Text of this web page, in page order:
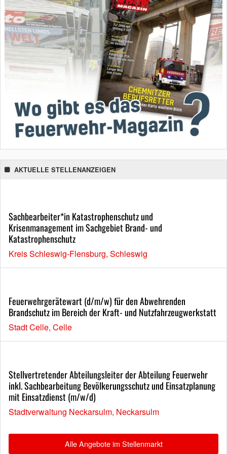
AKTUELLE STELLENANZEIGEN
Sachbearbeiter*in Katastrophenschutz und
Krisenmanagement im Sachgebiet Brand- und
Katastrophenschutz
Kreis Schleswig-Flensburg, Schleswig
Feuerwehrgerätewart (d/m/w) für den Abwehrenden
Brandschutz im Bereich der Kraft- und Nutzfahrzeugwerkstatt
Stadt Celle, Celle
Stellvertretender Abteilungsleiter der Abteilung Feuerwehr
inkl. Sachbearbeitung Bevölkerungsschutz und Einsatzplanung
mit Einsatzdienst (m/w/d)
Stadtverwaltung Neckarsulm, Neckarsulm
Alle Angebote im Stellenmarkt